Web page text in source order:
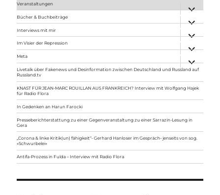
Veranstaltungen
anzeigen
Bücher & Buchbeiträge
anzeigen
Interviews mit mir
anzeigen
Im Visier der Repression
anzeigen
Meta
anzeigen
Livetalk über Fakenews und Desinformation zwischen Deutschland und Russland auf
Russland.tv
KNAST FÜR JEAN-MARC ROUILLAN AUS FRANKREICH? Interview mit Wolfgang Hajek
für Radio Flora
In Gedenken an Harun Farocki
Presseberichterstattung zu einer Gegenveranstaltung zu einer Sarrazin-Lesung in
Gera
„Corona & linke Kritik(un) fähigkeit“- Gerhard Hanloser im Gespräch- jenseits von sog.
»Schwurbelei«
Antifa-Prozess in Fulda – Interview mit Radio Flora